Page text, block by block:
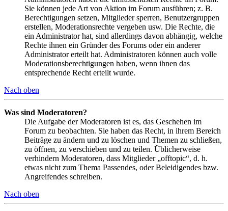
Sie können jede Art von Aktion im Forum ausführen; z. B.
Berechtigungen setzen, Mitglieder sperren, Benutzergruppen
erstellen, Moderationsrechte vergeben usw. Die Rechte, die
ein Administrator hat, sind allerdings davon abhängig, welche
Rechte ihnen ein Gründer des Forums oder ein anderer
Administrator erteilt hat. Administratoren können auch volle
Moderationsberechtigungen haben, wenn ihnen das
entsprechende Recht erteilt wurde.
Nach oben
Was sind Moderatoren?
Die Aufgabe der Moderatoren ist es, das Geschehen im
Forum zu beobachten. Sie haben das Recht, in ihrem Bereich
Beiträge zu ändern und zu löschen und Themen zu schließen,
zu öffnen, zu verschieben und zu teilen. Üblicherweise
verhindern Moderatoren, dass Mitglieder „offtopic“, d. h.
etwas nicht zum Thema Passendes, oder Beleidigendes bzw.
Angreifendes schreiben.
Nach oben